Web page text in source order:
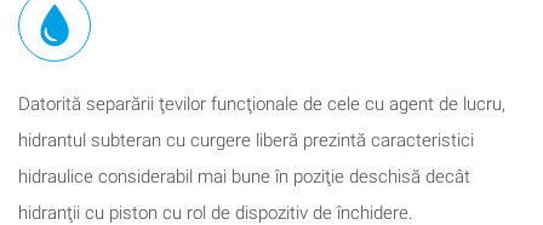
Datorită separării ţevilor funcţionale de cele cu agent de lucru,
hidrantul subteran cu curgere liberă prezintă caracteristici
hidraulice considerabil mai bune în poziţie deschisă decât
hidranţii cu piston cu rol de dispozitiv de închidere.